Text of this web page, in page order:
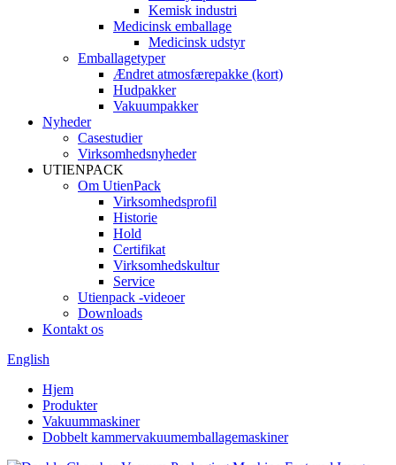
Kemisk industri
Medicinsk emballage
Medicinsk udstyr
Emballagetyper
Ændret atmosfærepakke (kort)
Hudpakker
Vakuumpakker
Nyheder
Casestudier
Virksomhedsnyheder
UTIENPACK
Om UtienPack
Virksomhedsprofil
Historie
Hold
Certifikat
Virksomhedskultur
Service
Utienpack -videoer
Downloads
Kontakt os
English
Hjem
Produkter
Vakuummaskiner
Dobbelt kammervakuumemballagemaskiner